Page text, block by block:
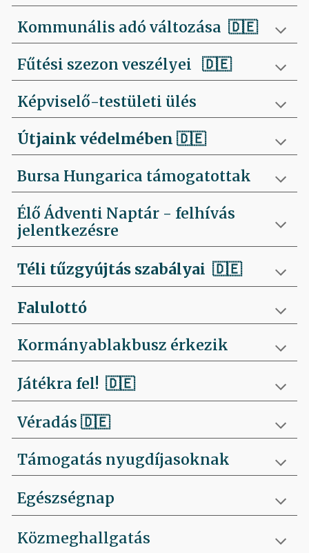
Kommunális adó változása 🇩🇪
Fűtési szezon veszélyei 🇩🇪
Képviselő-testületi ülés
Útjaink védelmében🇩🇪
Bursa Hungarica támogatottak
Élő Ádventi Naptár - felhívás
jelentkezésre
Téli tűzgyújtás szabályai 🇩🇪
Falulottó
Kormányablakbusz érkezik
Játékra fel!🇩🇪
Véradás🇩🇪
Támogatás nyugdíjasoknak
Egészségnap
Közmeghallgatás